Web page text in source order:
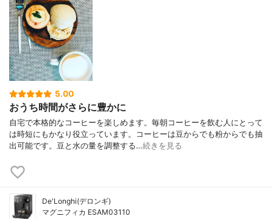
5.00
おうち時間がさらに豊かに
自宅で本格的なコーヒーを楽しめます。毎朝コーヒーを飲む人にとって
は時短にもかなり役立っています。コーヒーは豆からでも粉からでも抽
出可能です。豆と水の量を調整する…続きを見る
De'Longhi(デロンギ)
マグニフィカ ESAM03110